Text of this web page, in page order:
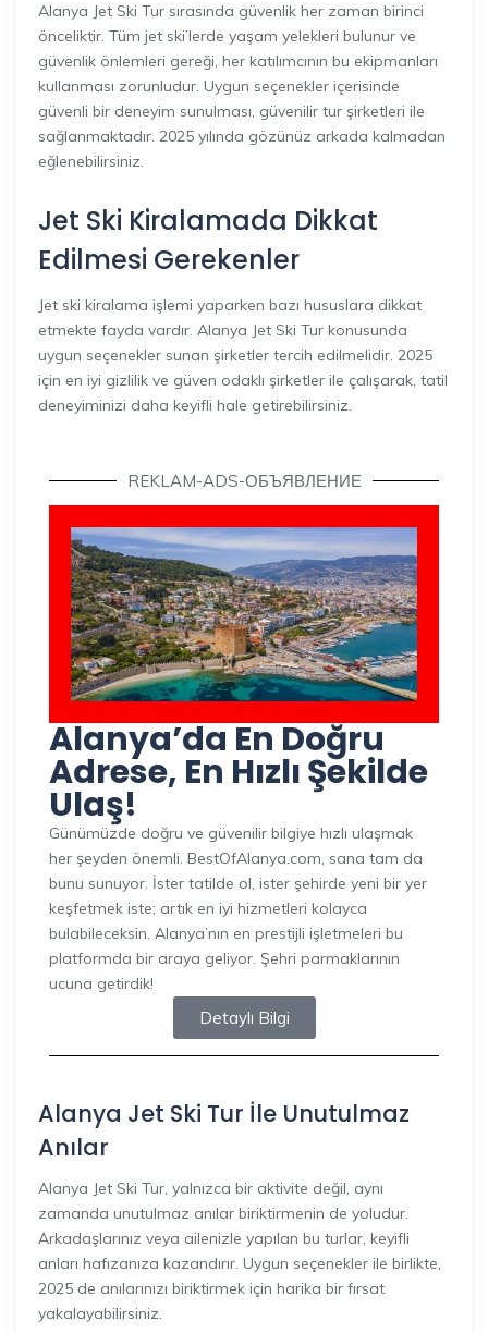
Alanya Jet Ski Tur sırasında güvenlik her zaman birinci
önceliktir. Tüm jet ski’lerde yaşam yelekleri bulunur ve
güvenlik önlemleri gereği, her katılımcının bu ekipmanları
kullanması zorunludur. Uygun seçenekler içerisinde
güvenli bir deneyim sunulması, güvenilir tur şirketleri ile
sağlanmaktadır. 2025 yılında gözünüz arkada kalmadan
eğlenebilirsiniz.
Jet Ski Kiralamada Dikkat
Edilmesi Gerekenler
Jet ski kiralama işlemi yaparken bazı hususlara dikkat
etmekte fayda vardır. Alanya Jet Ski Tur konusunda
uygun seçenekler sunan şirketler tercih edilmelidir. 2025
için en iyi gizlilik ve güven odaklı şirketler ile çalışarak, tatil
deneyiminizi daha keyifli hale getirebilirsiniz.
REKLAM-ADS-ОБЪЯВЛЕНИЕ
Alanya’da En Doğru
Adrese, En Hızlı Şekilde
Ulaş!
Günümüzde doğru ve güvenilir bilgiye hızlı ulaşmak
her şeyden önemli. BestOfAlanya.com, sana tam da
bunu sunuyor. İster tatilde ol, ister şehirde yeni bir yer
keşfetmek iste; artık en iyi hizmetleri kolayca
bulabileceksin. Alanya’nın en prestijli işletmeleri bu
platformda bir araya geliyor. Şehri parmaklarının
ucuna getirdik!
Detaylı Bilgi
Alanya Jet Ski Tur İle Unutulmaz
Anılar
Alanya Jet Ski Tur, yalnızca bir aktivite değil, aynı
zamanda unutulmaz anılar biriktirmenin de yoludur.
Arkadaşlarınız veya ailenizle yapılan bu turlar, keyifli
anları hafızanıza kazandırır. Uygun seçenekler ile birlikte,
2025 de anılarınızı biriktirmek için harika bir fırsat
yakalayabilirsiniz.